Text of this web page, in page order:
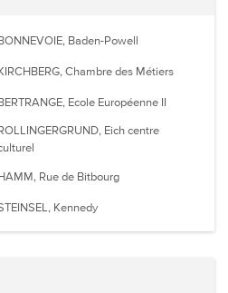
Baden-Powell
Chambre des Métiers
Ecole Européenne II
Eich centre
Rue de Bitbourg
Kennedy